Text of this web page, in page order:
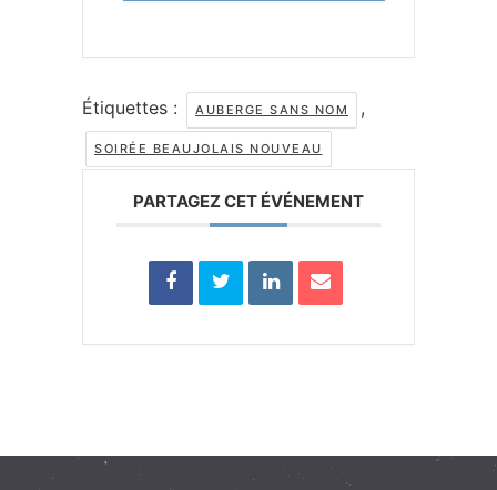
Étiquettes : AUBERGE SANS NOM ,
SOIRÉE BEAUJOLAIS NOUVEAU
PARTAGEZ CET ÉVÉNEMENT